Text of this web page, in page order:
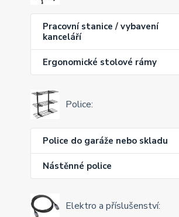
Pracovní stanice / vybavení
kanceláří
Ergonomické stolové rámy
Police:
Police do garáže nebo skladu
Nástěnné police
Elektro a příslušenství: